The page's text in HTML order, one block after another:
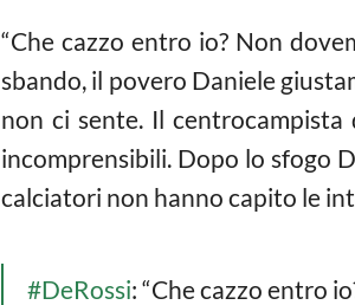
“Che cazzo entro io? Non
sbando, il povero Daniele
non ci sente. Il
incomprensibili. Dopo lo sfogo
calciatori non hanno capito le
#DeRossi: “Che cazzo entro